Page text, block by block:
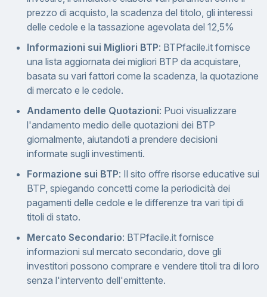
prezzo di acquisto, la scadenza del titolo, gli interessi
delle cedole e la tassazione agevolata del 12,5%
Informazioni sui Migliori BTP: BTPfacile.it fornisce
una lista aggiornata dei migliori BTP da acquistare,
basata su vari fattori come la scadenza, la quotazione
di mercato e le cedole.
Andamento delle Quotazioni: Puoi visualizzare
l'andamento medio delle quotazioni dei BTP
giornalmente, aiutandoti a prendere decisioni
informate sugli investimenti.
Formazione sui BTP: Il sito offre risorse educative sui
BTP, spiegando concetti come la periodicità dei
pagamenti delle cedole e le differenze tra vari tipi di
titoli di stato.
Mercato Secondario: BTPfacile.it fornisce
informazioni sul mercato secondario, dove gli
investitori possono comprare e vendere titoli tra di loro
senza l'intervento dell'emittente.